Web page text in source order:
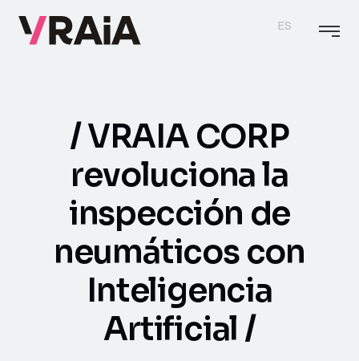
VRAIA CORP
revoluciona la
inspección de
neumáticos con
Inteligencia
Artificial
ES